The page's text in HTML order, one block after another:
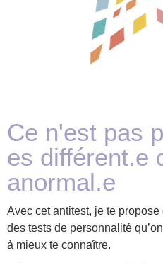
Ce n'est pas
es différent.e
anormal.e​
Avec cet antitest, je te
des tests de personnalité
à mieux te connaître.